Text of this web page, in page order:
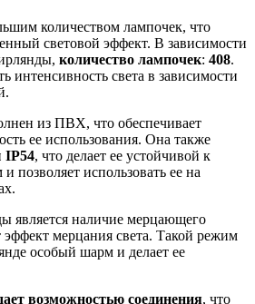
количеством лампочек, что
световой эффект. В зависимости
количество лампочек: 408.
интенсивность света в зависимости
из ПВХ, что обеспечивает
ее использования. Она также
IP54, что делает ее устойчивой к
позволяет использовать ее на
является наличие мерцающего
эффект мерцания света. Такой режим
особый шарм и делает ее
возможностью соединения, что